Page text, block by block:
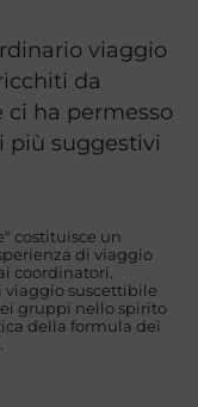
viaggio
da
ci ha permesso
più suggestivi
costituisce un
di viaggio
coordinatori.
viaggio suscettibile
gruppi nello spirito
della formula dei